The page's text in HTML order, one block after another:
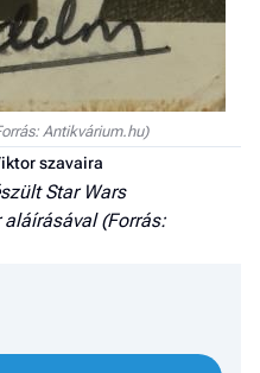
Antikvárium.hu)
szavaira
Star Wars
(Forrás: